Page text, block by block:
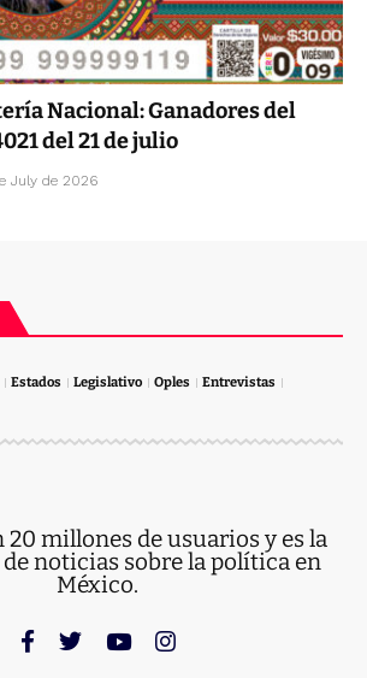
Nacional: Ganadores del
del 21 de julio
July de 2026
Estados Legislativo Oples
Entrevistas
millones de usuarios y es la
noticias sobre la política en
México.